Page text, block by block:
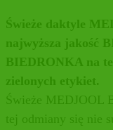
Świeże daktyle
najwyższa jakość
BIEDRONKA na
zielonych etykiet.
Świeże MEDJOOL
tej odmiany się nie